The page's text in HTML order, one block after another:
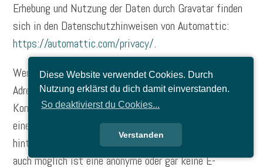
Diese Website verwendet Cookies. Durch
Nutzung erklärst du dich damit einverstanden.
So deaktivierst du Cookies...
Verstanden
Erhebung und Nutzung der Daten durch Gravatar finden
sich in den Datenschutzhinweisen von Automattic:
https://automattic.com/privacy/.
Wenn Nutzer nicht möchten, dass ein mit Ihrer E-Mail-
Adresse bei Gravatar verknüpftes Benutzerbild in den
Kommentaren erscheint, sollten Sie zum Kommentieren
eine E-Mail-Adresse nutzen, welche nicht bei Gravatar
hinterlegt ist. Wir weisen ferner darauf hin, dass es
auch möglich ist eine anonyme oder gar keine E-